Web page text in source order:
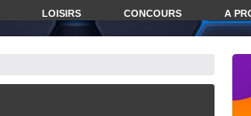
LOISIRS CONCOURS A